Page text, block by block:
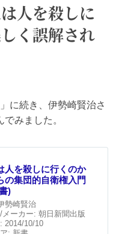
人を殺しに
く誤解され
」に続き、伊勢崎賢治さ
みました。
人を殺しに行くのか
の集団的自衛権入門
)
勢崎賢治
メーカー: 朝日新聞出版
2014/10/10